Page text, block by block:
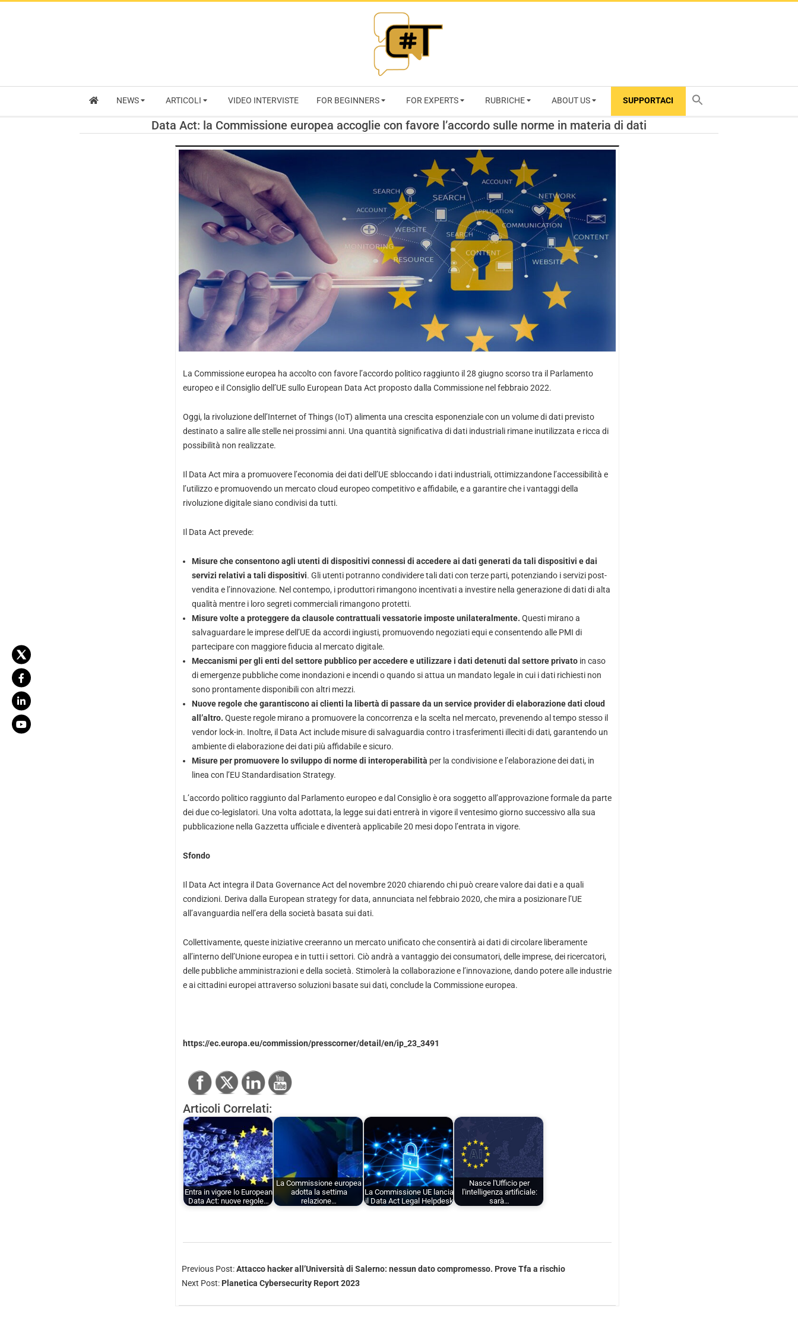
RIVISTA
CYBERSECURITY
TRENDS
NEWS ARTICOLI VIDEO INTERVISTE FOR BEGINNERS FOR EXPERTS RUBRICHE ABOUT US SUPPORTACI
Data Act: la Commissione europea accoglie con favore l’accordo sulle norme in materia di dati
La Commissione europea ha accolto con favore l’accordo politico raggiunto il 28 giugno scorso tra il Parlamento
europeo e il Consiglio dell’UE sullo European Data Act proposto dalla Commissione nel febbraio 2022.
Oggi, la rivoluzione dell’Internet of Things (IoT) alimenta una crescita esponenziale con un volume di dati previsto
destinato a salire alle stelle nei prossimi anni. Una quantità significativa di dati industriali rimane inutilizzata e ricca di
possibilità non realizzate.
Il Data Act mira a promuovere l’economia dei dati dell’UE sbloccando i dati industriali, ottimizzandone l’accessibilità e
l’utilizzo e promuovendo un mercato cloud europeo competitivo e affidabile, e a garantire che i vantaggi della
rivoluzione digitale siano condivisi da tutti.
Il Data Act prevede:
Misure che consentono agli utenti di dispositivi connessi di accedere ai dati generati da tali dispositivi e dai
servizi relativi a tali dispositivi. Gli utenti potranno condividere tali dati con terze parti, potenziando i servizi post-
vendita e l’innovazione. Nel contempo, i produttori rimangono incentivati ​​a investire nella generazione di dati di alta
qualità mentre i loro segreti commerciali rimangono protetti.
Misure volte a proteggere da clausole contrattuali vessatorie imposte unilateralmente. Questi mirano a
salvaguardare le imprese dell’UE da accordi ingiusti, promuovendo negoziati equi e consentendo alle PMI di
partecipare con maggiore fiducia al mercato digitale.
Meccanismi per gli enti del settore pubblico per accedere e utilizzare i dati detenuti dal settore privatoin caso
di emergenze pubbliche come inondazioni e incendi o quando si attua un mandato legale in cui i dati richiesti non
sono prontamente disponibili con altri mezzi.
Nuove regole che garantiscono ai clienti la libertà di passare da un service provider di elaborazione dati cloud
all’altro. Queste regole mirano a promuovere la concorrenza e la scelta nel mercato, prevenendo al tempo stesso il
vendor lock-in. Inoltre, il Data Act include misure di salvaguardia contro i trasferimenti illeciti di dati, garantendo un
ambiente di elaborazione dei dati più affidabile e sicuro.
Misure per promuovere lo sviluppo di norme di interoperabilità per la condivisione e l’elaborazione dei dati, in
linea con l’EU Standardisation Strategy.
L’accordo politico raggiunto dal Parlamento europeo e dal Consiglio è ora soggetto all’approvazione formale da parte
dei due co-legislatori. Una volta adottata, la legge sui dati entrerà in vigore il ventesimo giorno successivo alla sua
pubblicazione nella Gazzetta ufficiale e diventerà applicabile 20 mesi dopo l’entrata in vigore.
Sfondo
Il Data Act integra il Data Governance Act del novembre 2020 chiarendo chi può creare valore dai dati e a quali
condizioni. Deriva dalla European strategy for data, annunciata nel febbraio 2020, che mira a posizionare l’UE
all’avanguardia nell’era della società basata sui dati.
Collettivamente, queste iniziative creeranno un mercato unificato che consentirà ai dati di circolare liberamente
all’interno dell’Unione europea e in tutti i settori. Ciò andrà a vantaggio dei consumatori, delle imprese, dei ricercatori,
delle pubbliche amministrazioni e della società. Stimolerà la collaborazione e l’innovazione, dando potere alle industrie
e ai cittadini europei attraverso soluzioni basate sui dati, conclude la Commissione europea.
https://ec.europa.eu/commission/presscorner/detail/en/ip_23_3491
Articoli Correlati:
Entra in vigore lo European
Data Act: nuove regole…
La Commissione europea
adotta la settima
relazione…
La Commissione UE lancia
il Data Act Legal Helpdesk
Nasce l'Ufficio per
l'intelligenza artificiale:
sarà…
Previous Post:Attacco hacker all’Università di Salerno: nessun dato compromesso. Prove Tfa a rischio
Next Post: Planetica Cybersecurity Report 2023